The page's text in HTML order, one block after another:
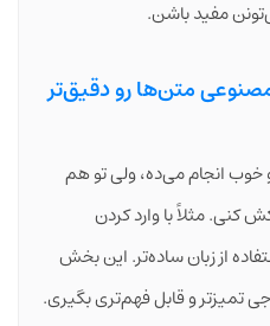
مفید باشن.
متن‌ها رو دقیق‌تر
انجام می‌ده، ولی تو هم
کنی. مثلاً با وارد کردن
از زبان ساده‌تر. این بخش
تمیزتر و قابل فهم‌تری بگیری.